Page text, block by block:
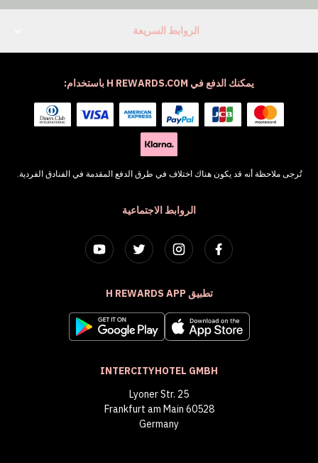
الروابط السريعة
الروابط الاجتماعية
تطبيق H REWARDS APP
INTERCITYHOTEL GMBH
Lyoner Str. 25
60528 Frankfurt am Main
Germany
يمكنك الدفع في H REWARDS.COM باستخدام:
تُرجى ملاحظة أنه قد يكون هناك اختلاف في طرق الدفع المقدمة في الفنادق الفردية.